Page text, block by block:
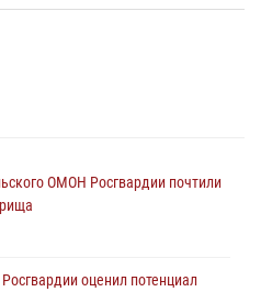
ОМОН Росгвардии почтили
оценил потенциал